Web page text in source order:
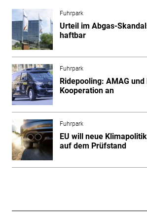
Fuhrpark
Urteil im Abgas-
haftbar
Fuhrpark
Ridepooling: AMAG
Kooperation an
Fuhrpark
EU will neue
auf dem Prüfstand